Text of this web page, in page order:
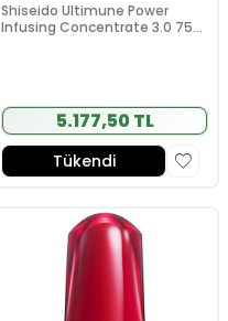
Shiseido Ultimune Power
Infusing Concentrate 3.0 75
5.177,50 TL
Tükendi